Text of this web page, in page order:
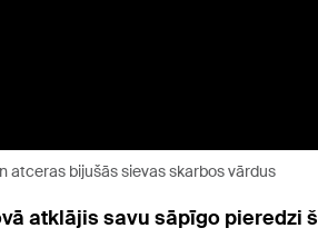
atceras bijušās sievas skarbos vārdus
atklājis savu sāpīgo